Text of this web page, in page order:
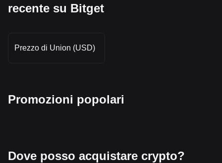
recente su Bitget
Prezzo di Union (USD)
Promozioni popolari
Dove posso acquistare crypto?